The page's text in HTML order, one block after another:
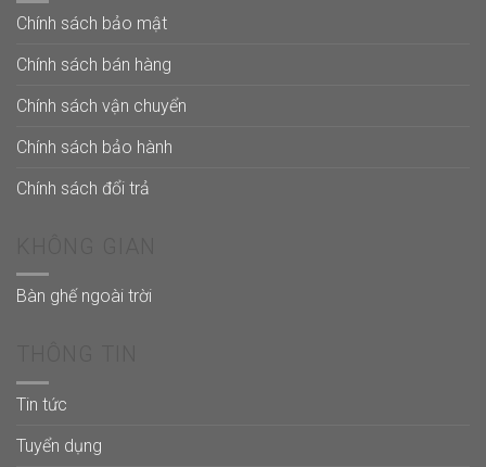
Chính sách bảo mật
Chính sách bán hàng
Chính sách vận chuyển
Chính sách bảo hành
Chính sách đổi trả
Bàn ghế ngoài trời
Tin tức
Tuyển dụng